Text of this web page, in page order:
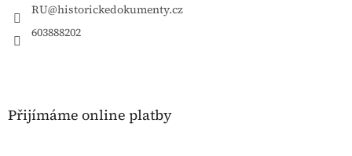
RU@historickedokumenty.cz
603888202
Přijímáme online platby